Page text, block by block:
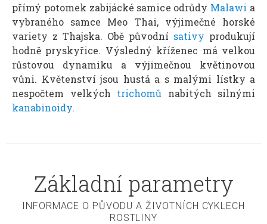
přímý potomek zabijácké samice odrůdy Malawi a
vybraného samce Meo Thai, výjimečné horské
variety z Thajska. Obě původní sativy produkují
hodně pryskyřice. Výsledný kříženec má velkou
růstovou dynamiku a výjimečnou květinovou
vůni. Květenství jsou hustá a s malými lístky a
nespočtem velkých trichomů nabitých silnými
kanabinoidy.
Základní parametry
INFORMACE O PŮVODU A ŽIVOTNÍCH CYKLECH
ROSTLINY